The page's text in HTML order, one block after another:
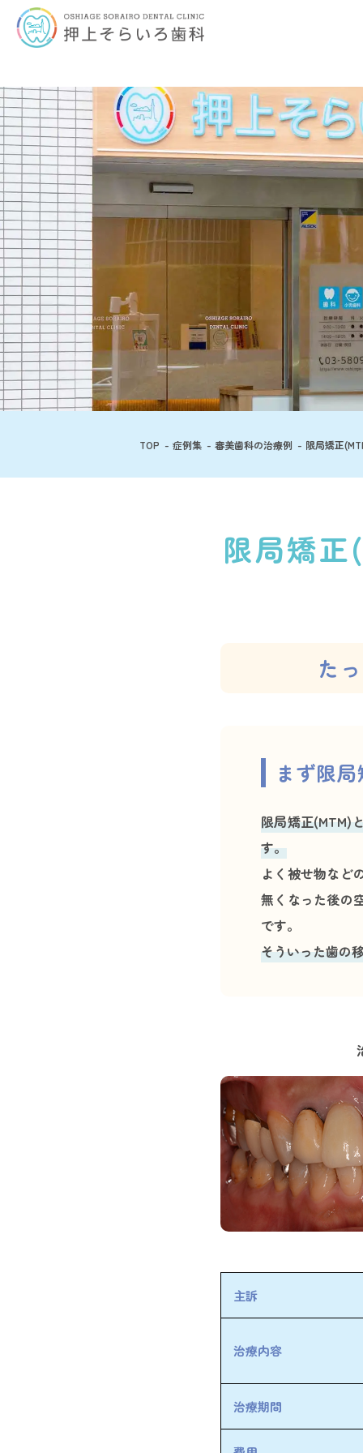
TOP 症例集 審美歯科の治療例 限局矯正
限局矯
た
まず限
限局矯正(MTM)
す。
よく被せ物など
無くなった後の
です。
そういった歯の
主訴
治療内容
治療期間